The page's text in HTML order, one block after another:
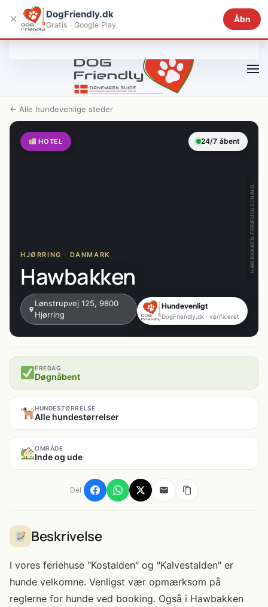
Gå til hovedindhold
× DogFriendly.dk
Gratis · Google Play
Åbn
← Alle hundevenlige steder
HOTEL 24/7 åbent
HJØRRING · DANMARK
Hawbakken
Lønstrupvej 125, 9800
Hjørring
Hundevenligt
DogFriendly.dk · verificeret
HAWBAKKEN FERIEUDLEJNING
FREDAG
Døgnåbent
HUNDESTØRRELSE
Alle hundestørrelser
OMRÅDE
Inde og ude
Del
Beskrivelse
I vores feriehuse "Kostalden" og "Kalvestalden" er
hunde velkomne. Venligst vær opmærksom på
reglerne for hunde ved booking. Også i Hawbakken